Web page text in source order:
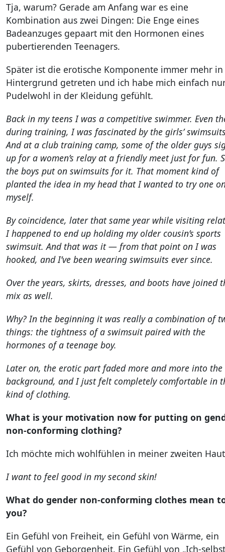
Tja, warum? Gerade am Anfang war es eine
Kombination aus zwei Dingen: Die Enge eines
Badeanzuges gepaart mit den Hormonen eines
pubertierenden Teenagers.
Später ist die erotische Komponente immer mehr
Hintergrund getreten und ich habe mich einfach
Pudelwohl in der Kleidung gefühlt.
Back in my teens I was a competitive swimmer. Even
during training, I was fascinated by the girls’
And at a club training camp, some of the older guys
up for a women’s relay at a friendly meet just for fun.
the boys put on swimsuits for it. That moment kind of
planted the idea in my head that I wanted to try one
myself.
By coincidence, later that same year while visiting
I happened to end up holding my older cousin’s sports
swimsuit. And that was it — from that point on I was
hooked, and I’ve been wearing swimsuits ever since.
Over the years, skirts, dresses, and boots have joined
mix as well.
Why? In the beginning it was really a combination of
things: the tightness of a swimsuit paired with the
hormones of a teenage boy.
Later on, the erotic part faded more and more into the
background, and I just felt completely comfortable in
kind of clothing.
What is your motivation now for putting on
non-conforming clothing?
Ich möchte mich wohlfühlen in meiner zweiten
I want to feel good in my second skin!
What do gender non-conforming clothes mean
you?
Ein Gefühl von Freiheit, ein Gefühl von Wärme, ein
Gefühl von Geborgenheit. Ein Gefühl von „Ich-